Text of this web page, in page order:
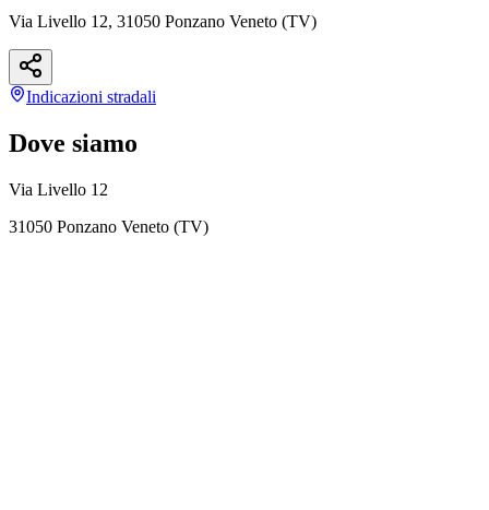
Via Livello 12, 31050 Ponzano Veneto (TV)
Indicazioni stradali
Dove siamo
Via Livello 12
31050 Ponzano Veneto (TV)